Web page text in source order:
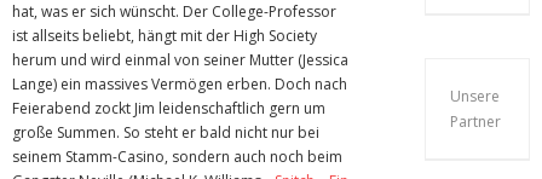
hat, was er sich wünscht. Der College-Professor
ist allseits beliebt, hängt mit der High Society
herum und wird einmal von seiner Mutter (Jessica
Lange) ein massives Vermögen erben. Doch nach
Feierabend zockt Jim leidenschaftlich gern um
große Summen. So steht er bald nicht nur bei
seinem Stamm-Casino, sondern auch noch beim
Unsere
Partner